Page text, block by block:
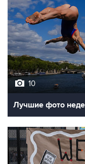
10
Лучшие фото